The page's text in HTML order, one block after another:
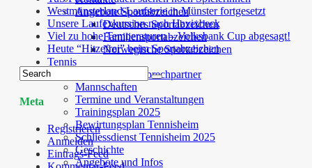
Angebote Sportabzeichen
Deutsches Sportabzeichen
Familiensportabzeichen
Norwegische Sportabzeichen
Tennis
Trainer und Ansprechpartner
Mannschaften
Termine und Veranstaltungen
Trainingsplan 2025
Bewirtungsplan Tennisheim
Schliessdienst Tennisheim 2025
Geschichte
Angebote und Infos
Westmünsterland-Laufserie in Münster fortgesetzt
Unsere Laufexkursion nach Havixbeck
Viel zu hohe Temperaturen – Volksbank Cup abgesagt!
Heute “Hitzefrei” beim Sportabzeichen
Meta
Registrieren
Anmelden
Eintrags-Feed